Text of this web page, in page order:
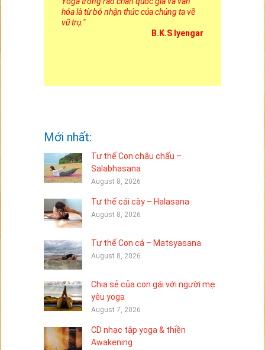
hóa là từ bỏ nhận thức của chúng ta về
vũ trụ. "
B.K.S Iyengar
Mới nhất:
Tư thế Con châu chấu –
Salabhasana
August 8, 2026
Tư thế cái cày – Halasana
August 8, 2026
Tư thế Con cá – Matsyasana
August 8, 2026
Chia sẻ của con gái với người mẹ
yêu yoga
August 7, 2026
CD nhạc tập yoga & thiền
Awakening